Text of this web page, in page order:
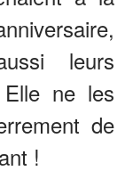
leurs
ne les
de
!